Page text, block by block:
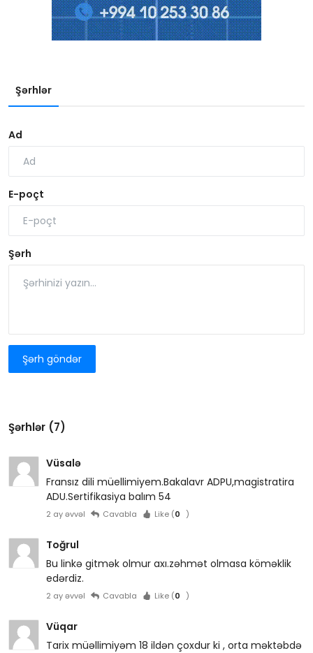
Şərhlər
Ad
E-poçt
Şərh
Şərh göndər
Şərhlər (7)
Vüsalə
Fransız dili müellimiyem.Bakalavr ADPU,magistratira
ADU.Sertifikasiya balım 54
2 ay əvvəl Cavabla Like (0 )
Toğrul
Bu linkə gitmək olmur axı.zəhmət olmasa köməklik
edərdiz.
2 ay əvvəl Cavabla Like (0 )
Vüqar
Tarix müəllimiyəm 18 ildən çoxdur ki , orta məktəbdə